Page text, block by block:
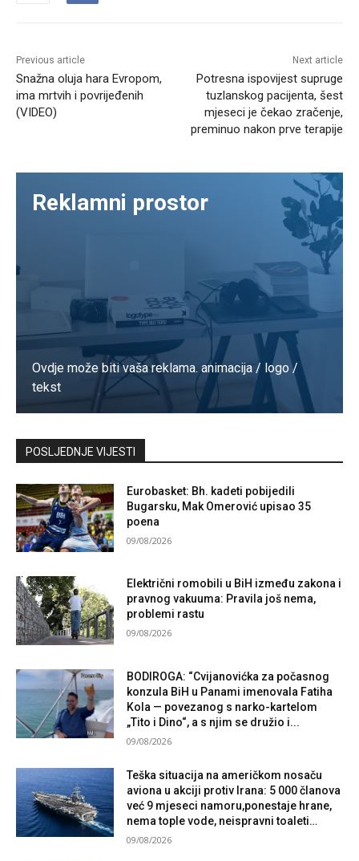
Previous article
Snažna oluja hara Evropom,
ima mrtvih i povrijeđenih
(VIDEO)
Next article
Potresna ispovijest supruge
tuzlanskog pacijenta, šest
mjeseci je čekao zračenje,
preminuo nakon prve terapije
Reklamni prostor
Ovdje može biti vaša reklama. animacija / logo /
tekst
Kontaktirajte nas
POSLJEDNJE VIJESTI
Eurobasket: Bh. kadeti pobijedili
Bugarsku, Mak Omerović upisao 35
poena
09/08/2026
Električni romobili u BiH između zakona i
pravnog vakuuma: Pravila još nema,
problemi rastu
09/08/2026
BODIROGA: “Cvijanovićka za počasnog
konzula BiH u Panami imenovala Fatiha
Kola — povezanog s narko-kartelom
„Tito i Dino“, a s njim se družio i...
09/08/2026
Teška situacija na američkom nosaču
aviona u akciji protiv Irana: 5 000 članova
već 9 mjeseci namoru,ponestaje hrane,
nema tople vode, neispravni toaleti…
09/08/2026